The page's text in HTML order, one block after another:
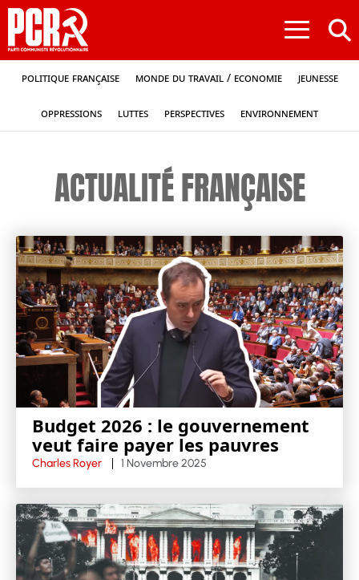
≡
Politique française Monde du travail / Economie Jeunesse
Oppressions Luttes Perspectives Environnement
ACTUALITÉ FRANÇAISE
Budget 2026 : le gouvernement
veut faire payer les pauvres
Charles Royer 1 Novembre 2025